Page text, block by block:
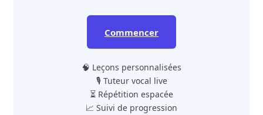
Commencer
🧠 Leçons personnalisées
🎙️ Tuteur vocal live
⏳ Répétition espacée
📈 Suivi de progression